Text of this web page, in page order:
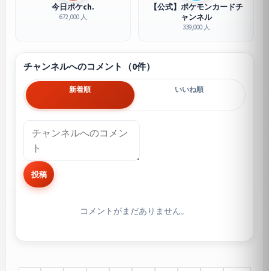
今日ポケch.
672,000 人
【公式】ポケモンカードチ
ャンネル
339,000 人
チャンネルへのコメント（0件）
新着順 いいね順
投稿
コメントがまだありません。